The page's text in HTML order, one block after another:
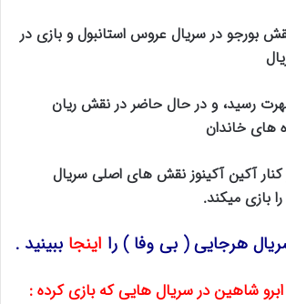
بورجو در سریال عروس استانبول و بازی در
رسید، و در حال حاضر در نقش ریان
های خاندان
کنار آکین آکینوز نقش های اصلی سریال
بازی میکند.
هرجایی ( بی وفا ) را اینجا ببینید .
شاهین در سریال هایی که بازی کرده :